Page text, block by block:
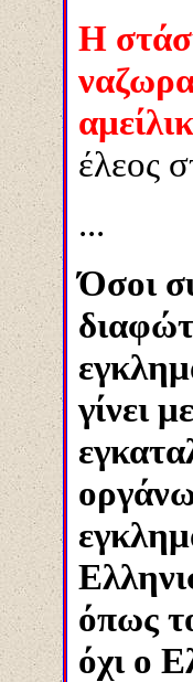
Η
έλεος
...
Όσοι
γίνει
όπως
όχι ο